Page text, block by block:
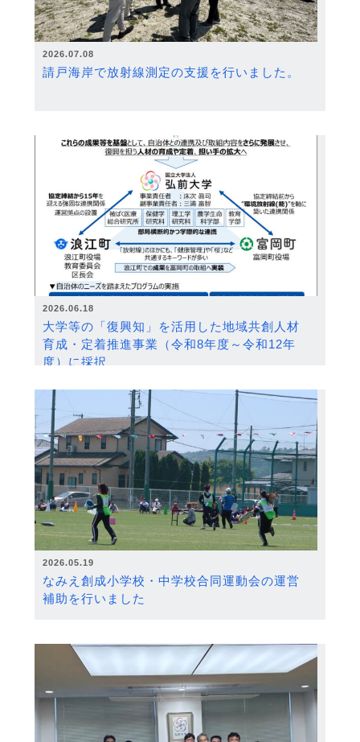
2026.07.08
請戸海岸で放射線測定の支援を行いました。
2026.06.18
大学等の「復興知」を活用した地域共創人材
育成・定着推進事業（令和8年度～令和12年
度）に採択
2026.05.19
なみえ創成小学校・中学校合同運動会の運営
補助を行いました